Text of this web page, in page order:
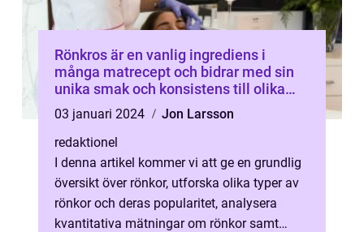
Rönkros är en vanlig ingrediens i
många matrecept och bidrar med sin
unika smak och konsistens till olika
rätter
03 januari 2024
Jon Larsson
redaktionel
I denna artikel kommer vi att ge en grundlig
översikt över rönkor, utforska olika typer av
rönkor och deras popularitet, analysera
kvantitativa mätningar om rönkor samt